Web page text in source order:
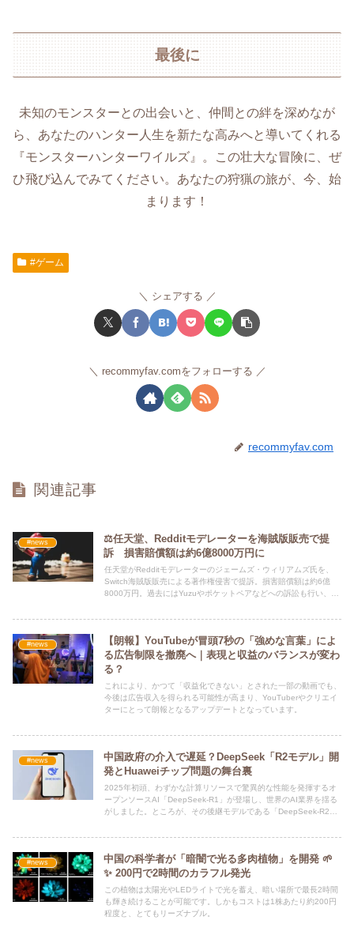
最後に
未知のモンスターとの出会いと、仲間との絆を深めなが
ら、あなたのハンター人生を新たな高みへと導いてくれる
『モンスターハンターワイルズ』。この壮大な冒険に、ぜ
ひ飛び込んでみてください。あなたの狩猟の旅が、今、始
まります！
#ゲーム
シェアする
recommyfav.comをフォローする
recommyfav.com
関連記事
#news
⚖️任天堂、Redditモデレーターを海賊版販売で提
訴 損害賠償額は約6億8000万円に
任天堂がRedditモデレーターのジェームズ・ウィリアムズ氏を、
Switch海賊版販売による著作権侵害で提訴。損害賠償額は約6億
8000万円。過去にはYuzuやポケットペアなどへの訴訟も行い、任
#news
【朗報】YouTubeが冒頭7秒の「強めな言葉」によ
る広告制限を撤廃へ｜表現と収益のバランスが変わ
る？
これにより、かつて「収益化できない」とされた一部の動画でも、
今後は広告収入を得られる可能性が高まり、YouTuberやクリエイ
ターにとって朗報となるアップデートとなっています。
#news
中国政府の介入で遅延？DeepSeek「R2モデル」開
発とHuaweiチップ問題の舞台裏
2025年初頭、わずかな計算リソースで驚異的な性能を発揮するオ
ープンソースAI「DeepSeek-R1」が登場し、世界のAI業界を揺る
がしました。ところが、その後継モデルである「DeepSeek-R2」
#news
中国の科学者が「暗闇で光る多肉植物」を開発 🌱
✨ 200円で2時間のカラフル発光
この植物は太陽光やLEDライトで光を蓄え、暗い場所で最長2時間
も輝き続けることが可能です。しかもコストは1株あたり約200円
程度と、とてもリーズナブル。